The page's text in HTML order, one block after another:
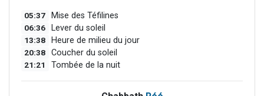
05:37 Mise des Téfilines
06:36 Lever du soleil
13:38 Heure de milieu du jour
20:38 Coucher du soleil
21:21 Tombée de la nuit